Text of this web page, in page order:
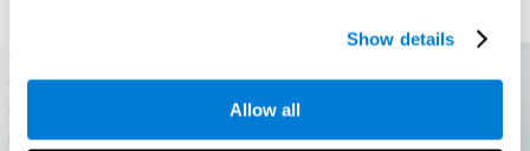
Show details
Allow all